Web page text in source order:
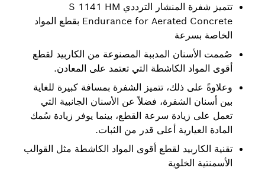
تتميز شفرة المنشار الترددي S 1141 HM
Endurance for Aerated Concrete بقطع المواد
الخاصة بسرعة
صُممت الأسنان المدببة المصنوعة من الكاربيد لقطع
أقوى المواد الكاشطة التي تعتمد على المعادن.
وعلاوةً على ذلك، تتميز الشفرة بمسافة كبيرة للغاية
بين أسنان الشفرة، فضلاً عن الأسنان الجانبية التي
تعمل على زيادة سرعة القطع، بينما يوفر زيادة سُمك
المادة العيارية أعلى قدر من الثبات.
تقنية الكاربيد لقطع أقوى المواد الكاشطة مثل القوالب
الأسمنتية الخلوية